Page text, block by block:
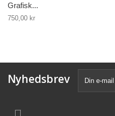
Grafisk...
750,00 kr
Nyhedsbrev